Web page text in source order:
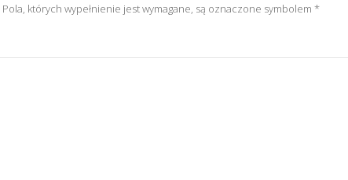
Pola, których wypełnienie jest wymagane, są oznaczone symbolem *